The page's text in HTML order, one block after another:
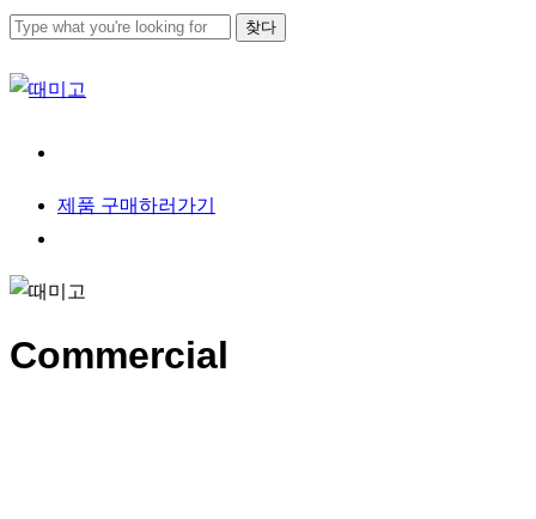
본문으로
찾다
검색
메뉴
제 품 구매하러 가기
Commercial